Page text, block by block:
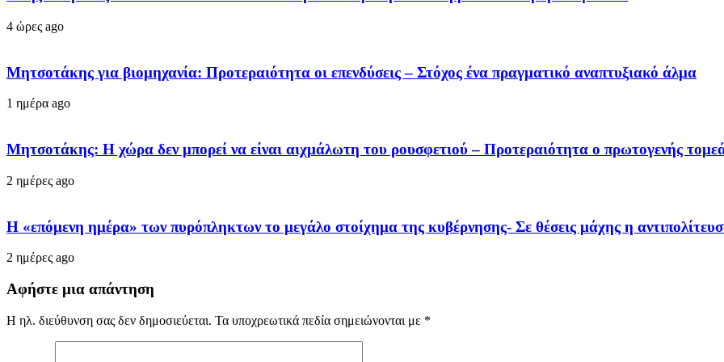
4 ώρες ago
Μητσοτάκης για βιομηχανία: Προτεραιότητα οι επενδύσεις – Στόχος ένα πραγματικό αναπτυξιακό άλμα
1 ημέρα ago
Μητσοτάκης: Η χώρα δεν μπορεί να είναι αιχμάλωτη του ρουσφετιού – Προτεραιότητα ο πρωτογενής
2 ημέρες ago
Η «επόμενη ημέρα» των πυρόπληκτων το μεγάλο στοίχημα της κυβέρνησης- Σε θέσεις μάχης η
2 ημέρες ago
Αφήστε μια απάντηση
Η ηλ. διεύθυνση σας δεν δημοσιεύεται. Τα υποχρεωτικά πεδία σημειώνονται με *